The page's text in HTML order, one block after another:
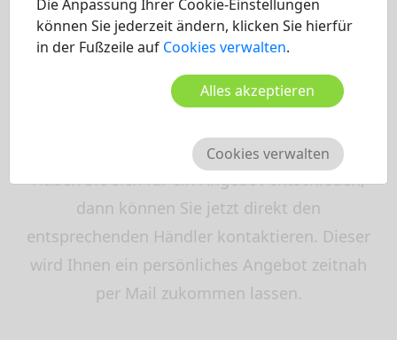
Die Anpassung Ihrer Cookie-Einstellungen
können Sie jederzeit ändern, klicken Sie hierfür
in der Fußzeile auf Cookies verwalten.
Alles akzeptieren
Cookies verwalten
3. Händler kontaktieren
kontaktieren.
Haben Sie sich für ein Angebot entschieden,
dann können Sie jetzt direkt den
entsprechenden Händler kontaktieren. Dieser
wird Ihnen ein persönliches Angebot zeitnah
per Mail zukommen lassen.